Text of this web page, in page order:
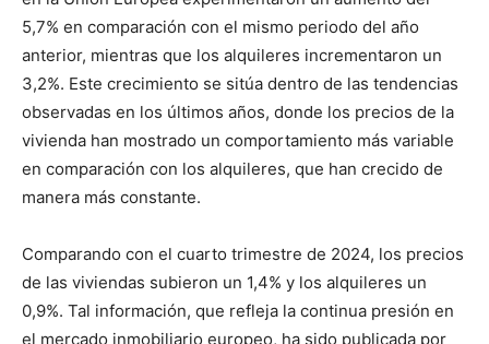
5,7% en comparación con el mismo periodo del año
anterior, mientras que los alquileres incrementaron un
3,2%. Este crecimiento se sitúa dentro de las tendencias
observadas en los últimos años, donde los precios de la
vivienda han mostrado un comportamiento más variable
en comparación con los alquileres, que han crecido de
manera más constante.
Comparando con el cuarto trimestre de 2024, los precios
de las viviendas subieron un 1,4% y los alquileres un
0,9%. Tal información, que refleja la continua presión en
el mercado inmobiliario europeo, ha sido publicada por